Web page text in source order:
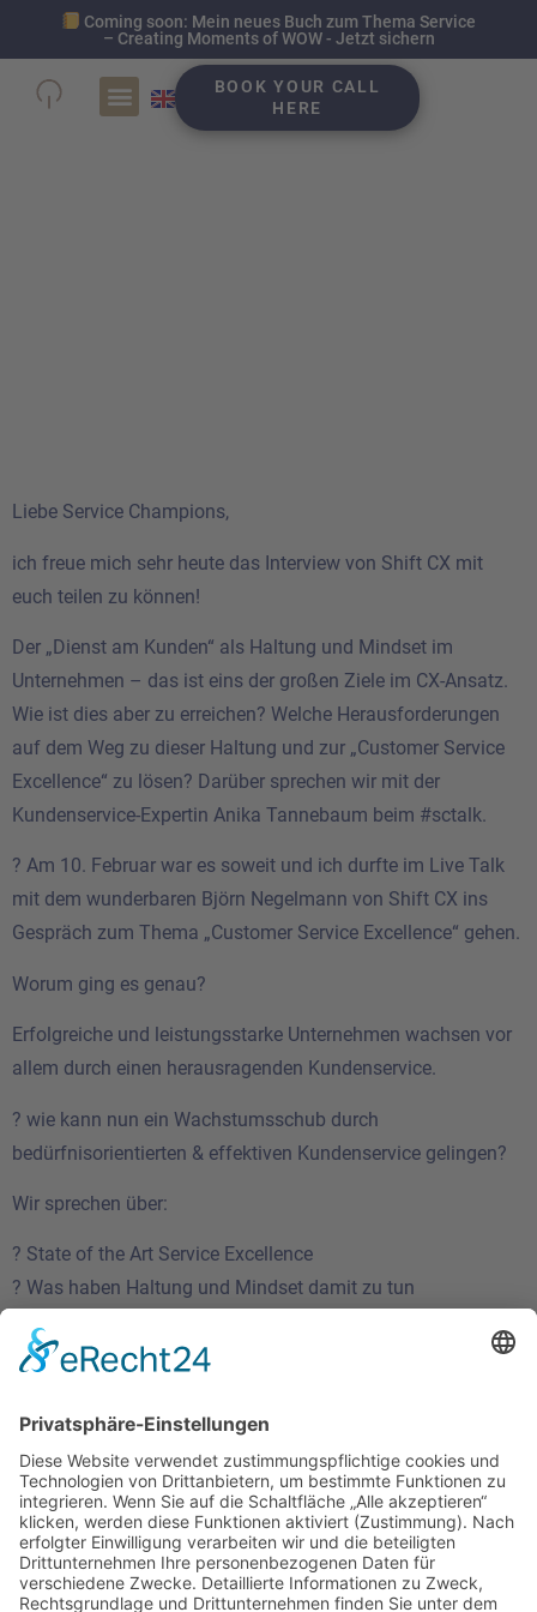
Coming soon: Mein neues Buch zum Thema Service
– Creating Moments of WOW - Jetzt sichern
BOOK YOUR CALL
HERE
Liebe Service Champions,
ich freue mich sehr heute das Interview von Shift CX mit
euch teilen zu können!
Der „Dienst am Kunden“ als Haltung und Mindset im
Unternehmen – das ist eins der großen Ziele im CX-Ansatz.
Wie ist dies aber zu erreichen? Welche Herausforderungen
auf dem Weg zu dieser Haltung und zur „Customer Service
Excellence“ zu lösen? Darüber sprechen wir mit der
Kundenservice-Expertin Anika Tannebaum beim #sctalk.
? Am 10. Februar war es soweit und ich durfte im Live Talk
mit dem wunderbaren Björn Negelmann von Shift CX ins
Gespräch zum Thema „Customer Service Excellence“ gehen.
Worum ging es genau?
Erfolgreiche und leistungsstarke Unternehmen wachsen vor
allem durch einen herausragenden Kundenservice.
? wie kann nun ein Wachstumsschub durch
bedürfnisorientierten & effektiven Kundenservice gelingen?
Wir sprechen über:
? State of the Art Service Excellence
? Was haben Haltung und Mindset damit zu tun
Hört gerne rein, hier gehts direkt zum Link:
https://anika-tannebaum.de/shift-
Ich freue mich über euer Feedback!
Motivierte Service Grüße
Anika ?